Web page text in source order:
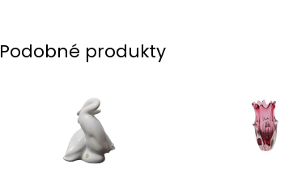
Podobné produkty